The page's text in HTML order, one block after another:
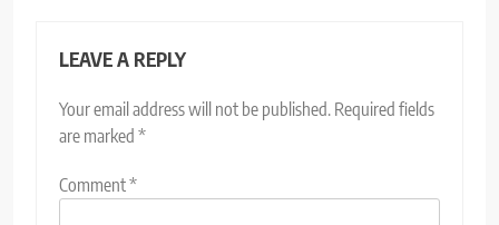
LEAVE A REPLY
Your email address will not be published. Required fields
are marked *
Comment*